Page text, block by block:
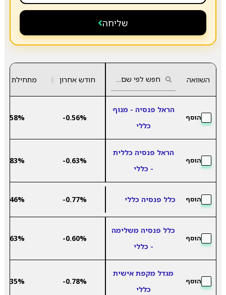
שליחה
השוואה חודש אחרון ▲
▼ מתחילת
הוסף
הראל פנסיה - מנוף
כללי
-0.56%
7.58%
הוסף
הראל פנסיה כללית
- כללי
-0.63%
6.83%
הוסף כלל פנסיה כללי -0.77%
7.46%
הוסף
כלל פנסיה משלימה
- כללי
-0.60%
7.63%
הוסף
מגדל מקפת אישית
כללי
-0.78%
6.35%